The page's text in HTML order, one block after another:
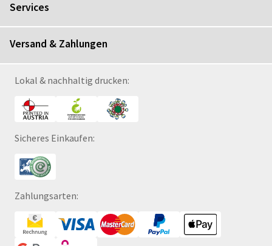
Services
Versand & Zahlungen
Lokal & nachhaltig drucken:
Sicheres Einkaufen:
Zahlungsarten: